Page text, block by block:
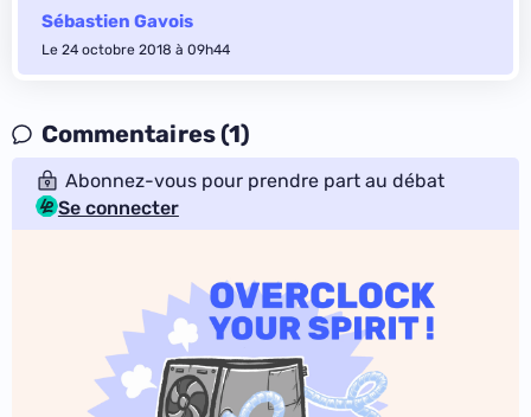
Sébastien Gavois
Le 24 octobre 2018 à 09h44
Commentaires (1)
Abonnez-vous pour prendre part au débat
Se connecter